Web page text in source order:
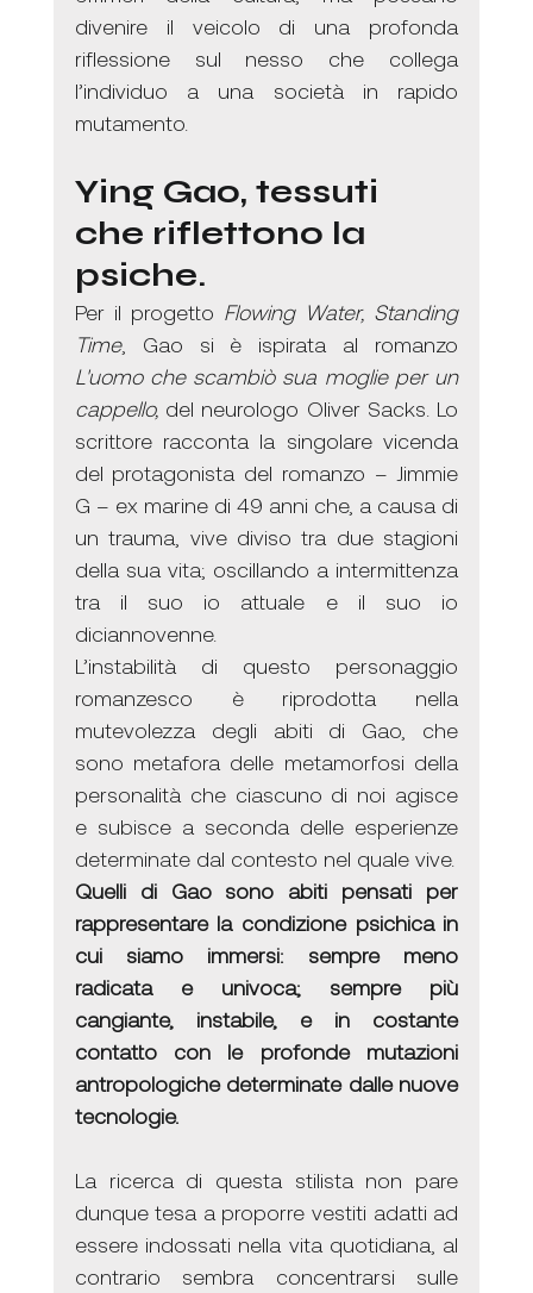
divenire il veicolo di una profonda
riflessione sul nesso che collega
l’individuo a una società in rapido
mutamento.
Ying Gao, tessuti
che riflettono la
psiche.
Per il progetto Flowing Water, Standing
Time
L'uomo che scambiò sua moglie per un
cappello, del neurologo Oliver Sacks. Lo
scrittore racconta la singolare vicenda
del protagonista del romanzo – Jimmie
G – ex marine di 49 anni che, a causa di
un trauma, vive diviso tra due stagioni
della sua vita; oscillando a intermittenza
tra il suo io attuale e il suo io
diciannovenne.
L’instabilità di questo personaggio
romanzesco è riprodotta nella
mutevolezza degli abiti di Gao, che
sono metafora delle metamorfosi della
personalità che ciascuno di noi agisce
e subisce a seconda delle esperienze
Quelli di Gao sono abiti pensati per
rappresentare la condizione psichica in
cui siamo immersi: sempre meno
radicata e univoca; sempre più
cangiante, instabile, e in costante
contatto con le profonde mutazioni
antropologiche determinate dalle nuove
tecnologie.
La ricerca di questa stilista non pare
dunque tesa a proporre vestiti adatti ad
essere indossati nella vita quotidiana, al
contrario sembra concentrarsi sulle